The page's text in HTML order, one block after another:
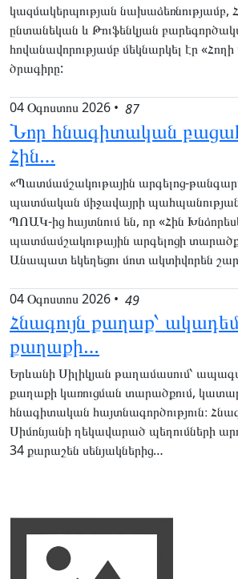
կազմակերպության նախաձեռնությամբ,
ընտանեկան և Թուֆենկյան
հովանավորությամբ մեկնարկել էր
ծրագիրը:
04 Օգոստոս 2026 • 87
Նոր հնագիտական
Հին…
«Պատմամշակութային արգելոց-
պատմական միջավայրի պահպանության
ՊՈԱԿ-ից հայտնում են, որ «Հին
պատմամշակութային արգելոցի
Անապատ եկեղեցու մոտ ակտիվորեն
04 Օգոստոս 2026 • 49
Հնագույն քաղաք՝
քաղաքի…
Երևանի Սիլիկյան թաղամասում՝
քաղաքի կառուցման տարածքում,
հնագիտական հայտնագործություն։
Սիմոնյանի ղեկավարած պեղումների
34 քարաշեն սենյակներից…